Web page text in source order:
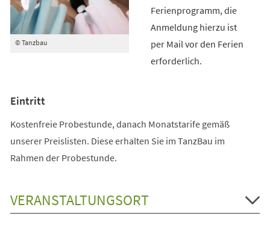
© Tanzbau
Ferienprogramm, die
Anmeldung hierzu ist
per Mail vor den Ferien
erforderlich.
Eintritt
Kostenfreie Probestunde, danach Monatstarife gemäß
unserer Preislisten. Diese erhalten Sie im TanzBau im
Rahmen der Probestunde.
VERANSTALTUNGSORT